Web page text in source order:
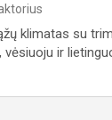
klimatas su
ir